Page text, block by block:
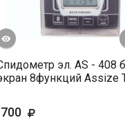
эл. AS - 408
8функций Assize
700